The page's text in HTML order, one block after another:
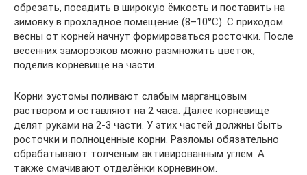
обрезать, посадить в широкую ёмкость и поставить на
зимовку в прохладное помещение (8–10°C). С приходом
весны от корней начнут формироваться росточки. После
весенних заморозков можно размножить цветок,
поделив корневище на части.
Корни эустомы поливают слабым марганцовым
раствором и оставляют на 2 часа. Далее корневище
делят руками на 2-3 части. У этих частей должны быть
росточки и полноценные корни. Разломы обязательно
обрабатывают толчёным активированным углём. А
также смачивают отделёнки корневином.